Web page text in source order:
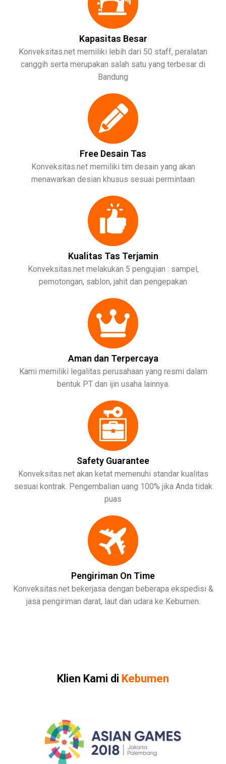
Kapasitas Besar
Konveksitas.net memiliki lebih dari 50 staff, peralatan
canggih serta merupakan salah satu yang terbesar di
Bandung
Free Desain Tas
Konveksitas.net memiliki tim desain yang akan
menawarkan desian khusus sesuai permintaan
Kualitas Tas Terjamin
Konveksitas.net melakukan 5 pengujian : sampel,
pemotongan, sablon, jahit dan pengepakan
Aman dan Terpercaya
Kami memiliki legalitas perusahaan yang resmi dalam
bentuk PT dan ijin usaha lainnya.
Safety Guarantee
Konveksitas.net akan ketat memenuhi standar kualitas
sesuai kontrak. Pengembalian uang 100% jika Anda tidak
puas
Pengiriman On Time
Konveksitas.net bekerjasa dengan beberapa ekspedisi &
jasa pengiriman darat, laut dan udara ke Kebumen.
Klien Kami di Kebumen